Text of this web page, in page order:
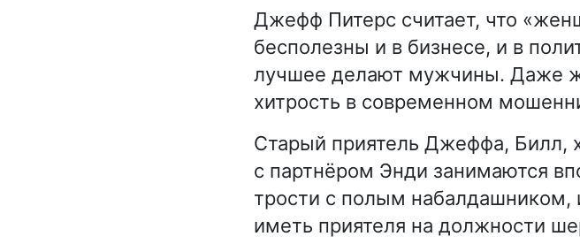
Джефф Питерс считает, что
бесполезны и в бизнесе, и в
лучшее делают мужчины. Даже
хитрость в современном
Старый приятель Джеффа, Билл,
с партнёром Энди занимаются
трости с полым набалдашником,
иметь приятеля на должности